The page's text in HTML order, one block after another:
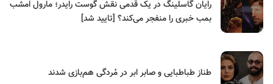
رایان گاسلینگ در یک قدمی نقش گوست رایدر؛ مارول امشب
بمب خبری را منفجر می‌کند؟ [تایید شد]
طناز طباطبایی و صابر ابر در مُردگی هم‌بازی شدند